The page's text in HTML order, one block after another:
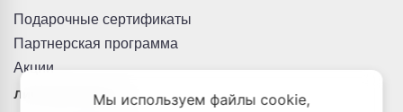
Подарочные сертификаты
Партнерская программа
Акции
Личный КабинетМы используем файлы cookie,